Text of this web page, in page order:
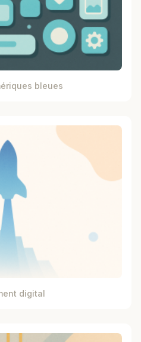
bleues
digital